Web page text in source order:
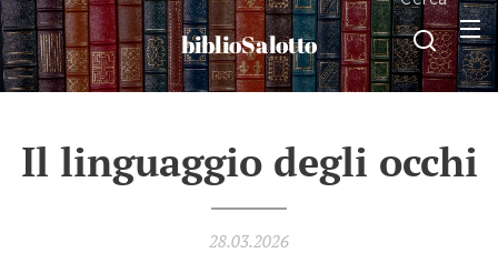
biblioSalotto
Il linguaggio degli occhi
28.03.2026